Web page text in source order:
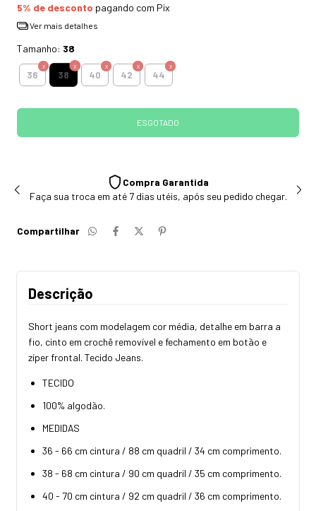
5% de desconto pagando com Pix
Ver mais detalhes
Tamanho: 38
36 38 40 42 44
Compra Garantida
Faça sua troca em até 7 dias utéis, após seu pedido chegar.
Compartilhar
Descrição
Short jeans com modelagem cor média, detalhe em barra a
fio, cinto em crochê removível e fechamento em botão e
zíper frontal. Tecido Jeans.
TECIDO
100% algodão.
MEDIDAS
36 - 66 cm cintura / 88 cm quadril / 34 cm comprimento.
38 - 68 cm cintura / 90 cm quadril / 35 cm comprimento.
40 - 70 cm cintura / 92 cm quadril / 36 cm comprimento.